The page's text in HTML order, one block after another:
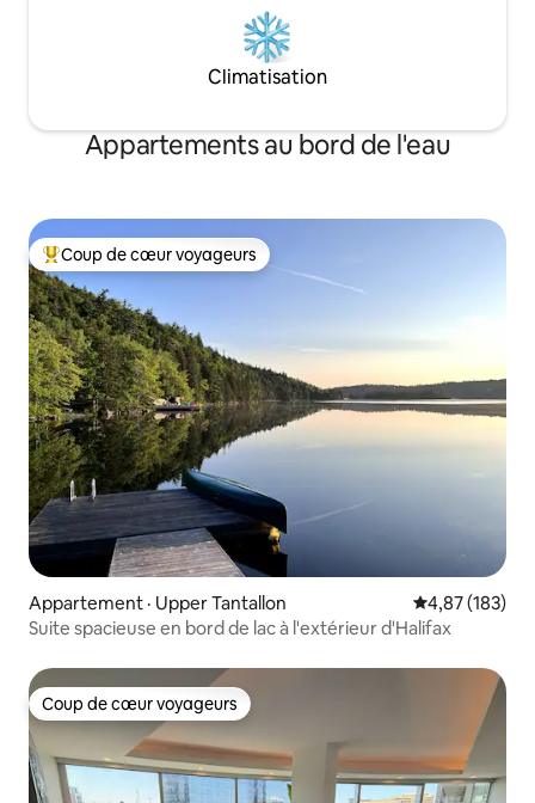
Climatisation
Appartements au bord de l'eau
Coup de cœur voyageurs parmi les plus aimés
Coup de cœur voyageurs
Appartement · Upper Tantallon Note
4,87 (183)
Suite spacieuse en bord de lac à l'extérieur d'Halifax
Coup de cœur voyageurs
Coup de cœur voyageurs